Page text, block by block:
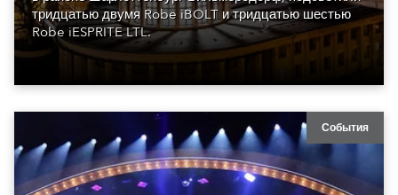
тридцатью двумя Robe iBOLT и тридцатью шестью
Robe iESPRITE LTL.
События